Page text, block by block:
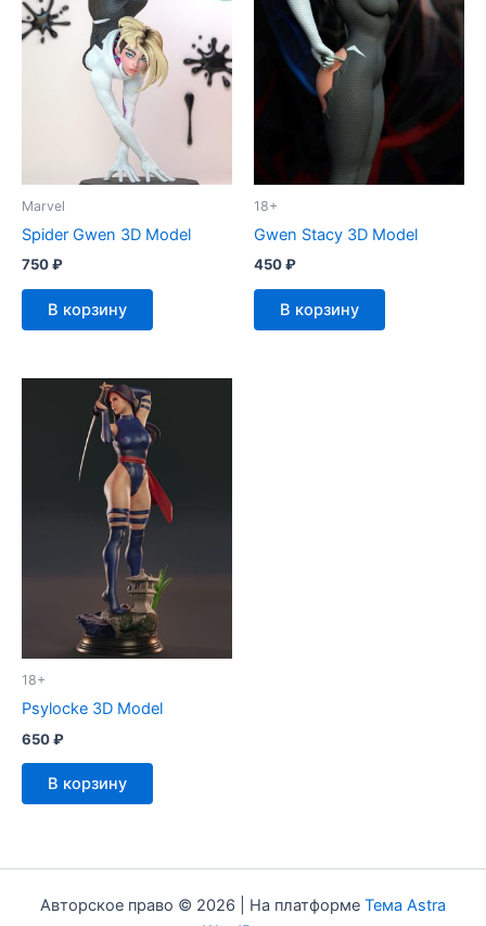
Marvel
Spider Gwen 3D Model
750₽
В корзину
18+
Gwen Stacy 3D Model
450₽
В корзину
18+
Psylocke 3D Model
650₽
В корзину
Авторское право © 2026 | На платформе Тема Astra